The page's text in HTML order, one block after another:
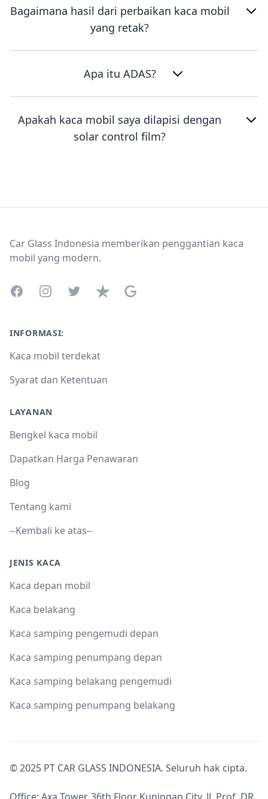
Bagaimana hasil dari perbaikan kaca mobil
yang retak?
Apa itu ADAS?
Apakah kaca mobil saya dilapisi dengan
solar control film?
Car Glass Indonesia memberikan penggantian kaca
mobil yang modern.
FacebookInstagramTwitterTrustpilotGoogle Business Profile
INFORMASI:
Kaca mobil terdekat
Syarat dan Ketentuan
LAYANAN
Bengkel kaca mobil
Dapatkan Harga Penawaran
Blog
Tentang kami
--Kembali ke atas--
JENIS KACA
Kaca depan mobil
Kaca belakang
Kaca samping pengemudi depan
Kaca samping penumpang depan
Kaca samping belakang pengemudi
Kaca samping penumpang belakang
© 2025 PT CAR GLASS INDONESIA. Seluruh hak cipta.